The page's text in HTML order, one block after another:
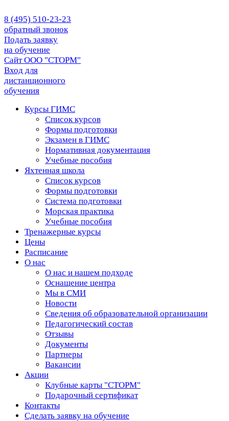
8 (495) 510-23-23
обратный звонок
Подать заявку
на обучение
Сайт ООО "СТОРМ"
Вход для
дистанционного
обучения
Курсы ГИМС
Список курсов
Формы подготовки
Экзамен в ГИМС
Нормативная документация
Учебные пособия
Яхтенная школа
Список курсов
Формы подготовки
Cистема подготовки
Морская практика
Учебные пособия
Тренажерные курсы
Цены
Расписание
О нас
О нас и нашем подходе
Оснащение центра
Мы в СМИ
Новости
Сведения об образовательной организации
Педагогический состав
Отзывы
Документы
Партнеры
Вакансии
Акции
Клубные карты "СТОРМ"
Подарочный сертификат
Контакты
Сделать заявку на обучение